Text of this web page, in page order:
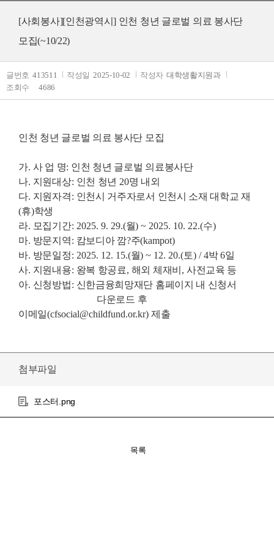
[사회봉사][인천광역시] 인천 청년 글로벌 의료 봉사단
모집(~10/22)
글번호 413511 작성일 2025-10-02 작성자 대학생활지원과
조회수
4686
인천 청년 글로벌 의료 봉사단 모집
가. 사 업 명: 인천 청년 글로벌 의료봉사단
나. 지원대상: 인천 청년 20명 내외
다. 지원자격: 인천시 거주자로서 인천시 소재 대학교 재
(휴)학생
라. 모집기간: 2025. 9. 29.(월) ~ 2025. 10. 22.(수)
마. 방문지역: 캄보디아 깜?주(kampot)
바. 방문일정: 2025. 12. 15.(월) ~ 12. 20.(토) / 4박6일
사. 지원내용: 왕복 항공료, 해외 체재비 , 사전교육 등
아. 신청방법: 신한금융희망재단 홈페이지 내 신청서
다운로드 후
이메일(cfsocial@childfund.or.kr)제출
첨부파일
포스터.png
목록